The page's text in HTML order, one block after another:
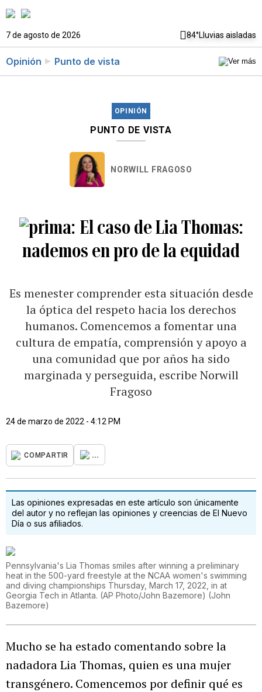
7 de agosto de 2026 84°Lluvias aisladas
Opinión Punto de vista
OPINIÓN
PUNTO DE VISTA
NORWILL FRAGOSO
El caso de Lia Thomas:
nademos en pro de la equidad
Es menester comprender esta situación desde
la óptica del respeto hacia los derechos
humanos. Comencemos a fomentar una
cultura de empatía, comprensión y apoyo a
una comunidad que por años ha sido
marginada y perseguida, escribe Norwill
Fragoso
24 de marzo de 2022 - 4:12 PM
COMPARTIR ...
Las opiniones expresadas en este artículo son únicamente
del autor y no reflejan las opiniones y creencias de El Nuevo
Día o sus afiliados.
Pennsylvania's Lia Thomas smiles after winning a preliminary
heat in the 500-yard freestyle at the NCAA women's swimming
and diving championships Thursday, March 17, 2022, in at
Georgia Tech in Atlanta. (AP Photo/John Bazemore) (John
Bazemore)
Mucho se ha estado comentando sobre la
nadadora Lia Thomas, quien es una mujer
transgénero. Comencemos por definir qué es